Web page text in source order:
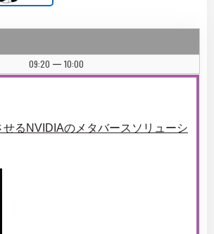
09:20
| 10:00
るNVIDIAのメタバースソリューシ